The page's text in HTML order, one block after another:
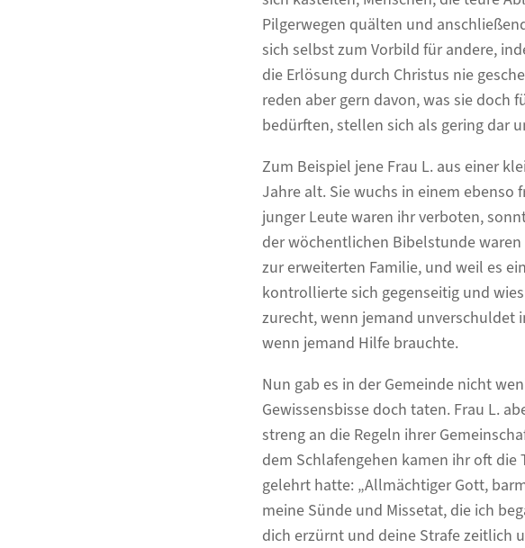
Pilgerwegen quälten und
sich selbst zum Vorbild für andere,
die Erlösung durch Christus nie
reden aber gern davon, was sie doch
bedürften, stellen sich als gering dar
Zum Beispiel jene Frau L. aus einer
Jahre alt. Sie wuchs in einem ebenso
junger Leute waren ihr verboten,
der wöchentlichen Bibelstunde
zur erweiterten Familie, und weil es
kontrollierte sich gegenseitig und
zurecht, wenn jemand unverschuldet
wenn jemand Hilfe brauchte.
Nun gab es in der Gemeinde nicht
Gewissensbisse doch taten. Frau L.
streng an die Regeln ihrer
dem Schlafengehen kamen ihr oft die
gelehrt hatte: „Allmächtiger Gott,
meine Sünde und Missetat, die ich
dich erzürnt und deine Strafe zeitlich